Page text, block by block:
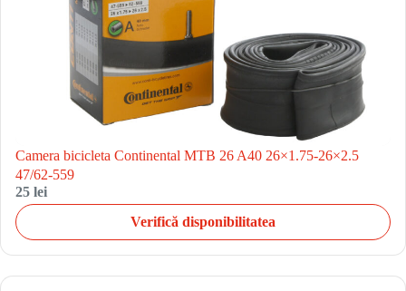
Camera bicicleta Continental MTB 26 A40 26×1.75-26×2.5
47/62-559
25 lei
Verifică disponibilitatea